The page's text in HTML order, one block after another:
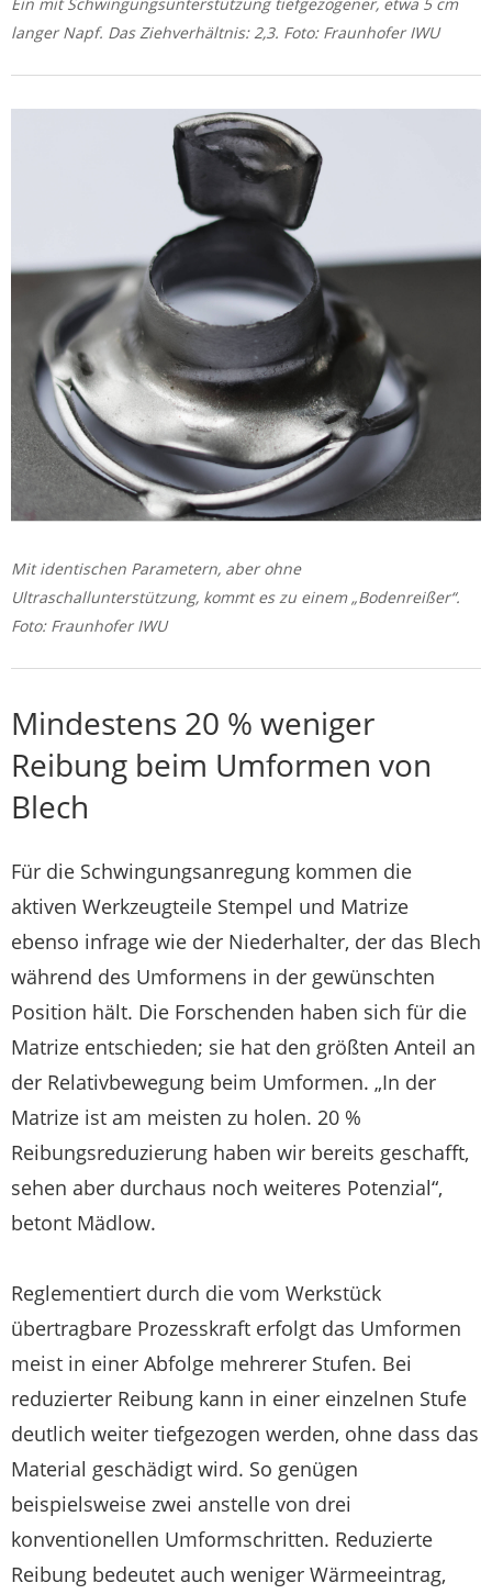
Ein mit Schwingungsunterstützung tiefgezogener, etwa 5 cm
langer Napf. Das Ziehverhältnis: 2,3. Foto: Fraunhofer IWU
Mit identischen Parametern, aber ohne
Ultraschallunterstützung, kommt es zu einem „Bodenreißer“.
Foto: Fraunhofer IWU
Mindestens 20 % weniger
Reibung beim Umformen von
Blech
Für die Schwingungsanregung kommen die
aktiven Werkzeugteile Stempel und Matrize
ebenso infrage wie der Niederhalter, der das Blech
während des Umformens in der gewünschten
Position hält. Die Forschenden haben sich für die
Matrize entschieden; sie hat den größten Anteil an
der Relativbewegung beim Umformen. „In der
Matrize ist am meisten zu holen. 20 %
Reibungsreduzierung haben wir bereits geschafft,
sehen aber durchaus noch weiteres Potenzial“,
betont Mädlow.
Reglementiert durch die vom Werkstück
übertragbare Prozesskraft erfolgt das Umformen
meist in einer Abfolge mehrerer Stufen. Bei
reduzierter Reibung kann in einer einzelnen Stufe
deutlich weiter tiefgezogen werden, ohne dass das
Material geschädigt wird. So genügen
beispielsweise zwei anstelle von drei
konventionellen Umformschritten. Reduzierte
Reibung bedeutet auch weniger Wärmeeintrag,